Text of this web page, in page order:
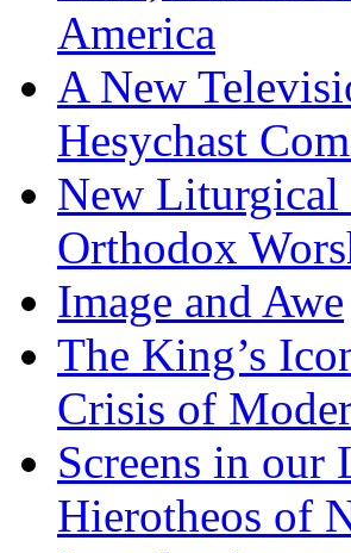
America
A New
Hesychast
New Liturgical
Orthodox
Image and Awe
The King’s
Crisis of
Screens in
Hierotheos of